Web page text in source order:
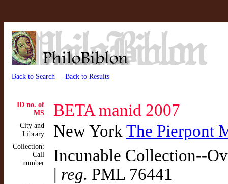
Back to Search Back to Results
ID no. of
MS
BETA manid 2007
City and
Library
New York The Pierpont
Collection:
Call
number
Incunable Collection--
| reg. PML 76441